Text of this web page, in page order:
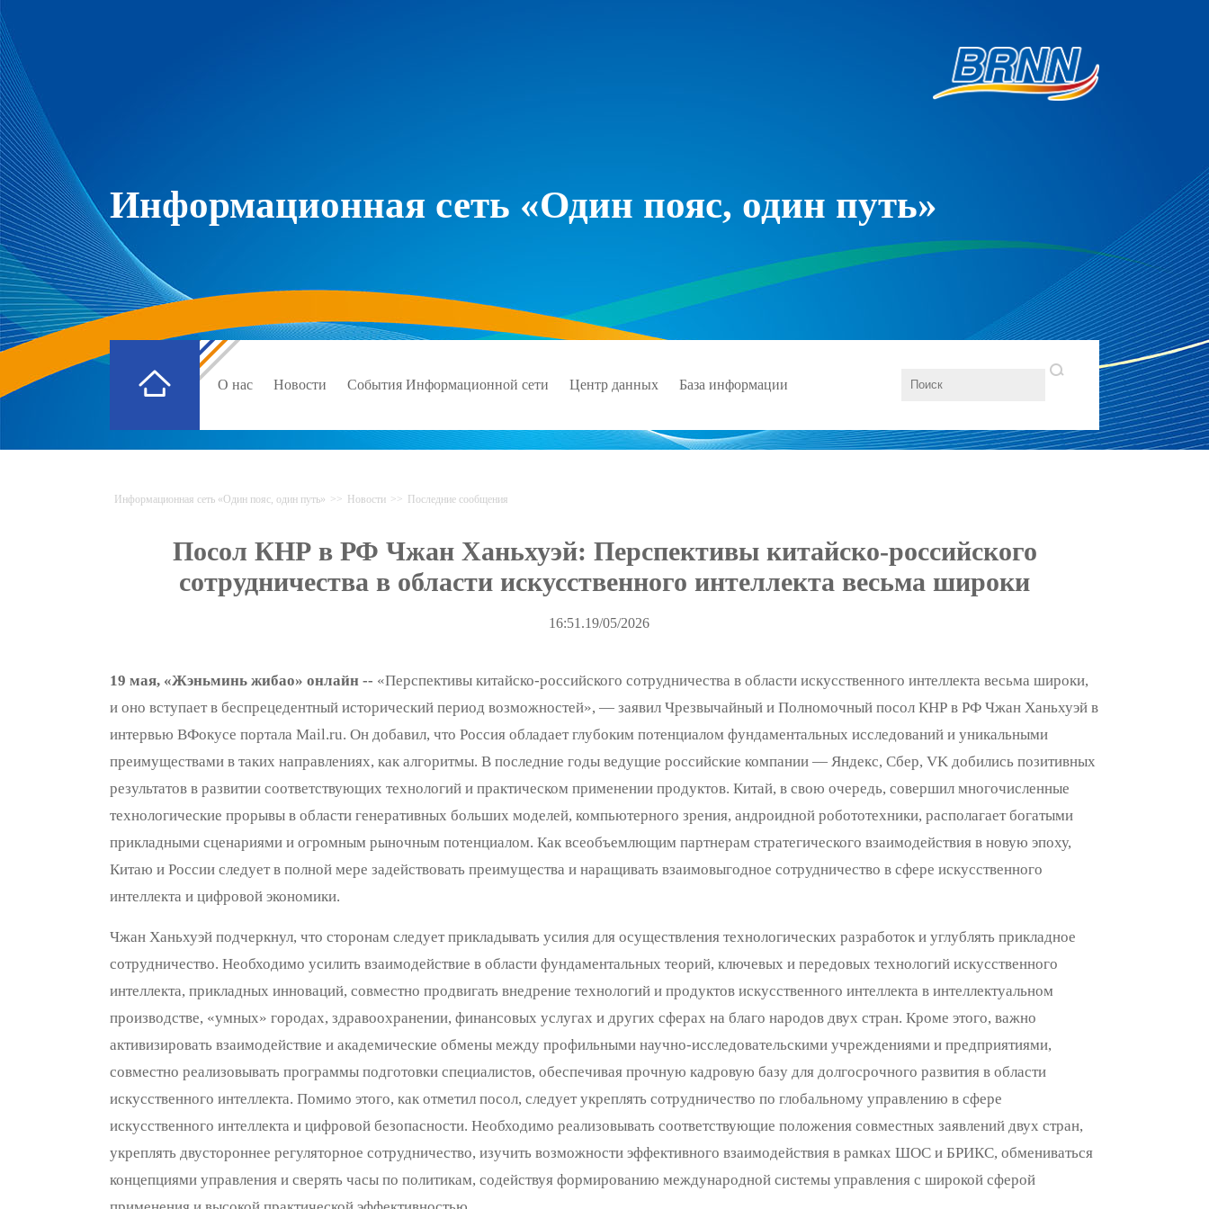
Информационная сеть «Один пояс, один путь»
О нас Новости События Информационной сети Центр данных База информации
Информационная сеть «Один пояс, один путь» >> Новости >> Последние сообщения
Посол КНР в РФ Чжан Ханьхуэй: Перспективы китайско-российского
сотрудничества в области искусственного интеллекта весьма широки
16:51.19/05/2026
19 мая, «Жэньминь жибао» онлайн -- «Перспективы китайско-российского сотрудничества в области искусственного интеллекта весьма широки,
и оно вступает в беспрецедентный исторический период возможностей», — заявил Чрезвычайный и Полномочный посол КНР в РФ Чжан Ханьхуэй в
интервью ВФокусе портала Mail.ru. Он добавил, что Россия обладает глубоким потенциалом фундаментальных исследований и уникальными
преимуществами в таких направлениях, как алгоритмы. В последние годы ведущие российские компании — Яндекс, Сбер, VK добились позитивных
результатов в развитии соответствующих технологий и практическом применении продуктов. Китай, в свою очередь, совершил многочисленные
технологические прорывы в области генеративных больших моделей, компьютерного зрения, андроидной робототехники, располагает богатыми
прикладными сценариями и огромным рыночным потенциалом. Как всеобъемлющим партнерам стратегического взаимодействия в новую эпоху,
Китаю и России следует в полной мере задействовать преимущества и наращивать взаимовыгодное сотрудничество в сфере искусственного
интеллекта и цифровой экономики.
Чжан Ханьхуэй подчеркнул, что сторонам следует прикладывать усилия для осуществления технологических разработок и углублять прикладное
сотрудничество. Необходимо усилить взаимодействие в области фундаментальных теорий, ключевых и передовых технологий искусственного
интеллекта, прикладных инноваций, совместно продвигать внедрение технологий и продуктов искусственного интеллекта в интеллектуальном
производстве, «умных» городах, здравоохранении, финансовых услугах и других сферах на благо народов двух стран. Кроме этого, важно
активизировать взаимодействие и академические обмены между профильными научно-исследовательскими учреждениями и предприятиями,
совместно реализовывать программы подготовки специалистов, обеспечивая прочную кадровую базу для долгосрочного развития в области
искусственного интеллекта. Помимо этого, как отметил посол, следует укреплять сотрудничество по глобальному управлению в сфере
искусственного интеллекта и цифровой безопасности. Необходимо реализовывать соответствующие положения совместных заявлений двух стран,
укреплять двустороннее регуляторное сотрудничество, изучить возможности эффективного взаимодействия в рамках ШОС и БРИКС, обмениваться
концепциями управления и сверять часы по политикам, содействуя формированию международной системы управления с широкой сферой